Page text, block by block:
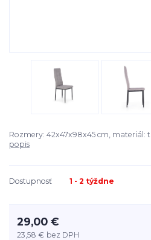
Rozmery: 42x47x98x45 cm, materiál:
popis
Dostupnosť 1 - 2 týždne
29,00 €
23,58 € bez DPH